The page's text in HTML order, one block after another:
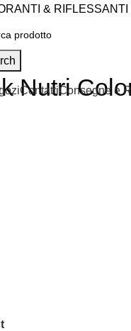
ContattiConsegne e
& RIFLESSANTI
Nutri